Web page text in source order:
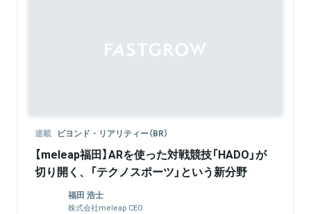
連載 ビヨンド・リアリティー（BR）
【meleap福田】ARを使った対戦競技「HADO」が
切り開く、「テクノスポーツ」という新分野
福田 浩士
株式会社meleap CEO